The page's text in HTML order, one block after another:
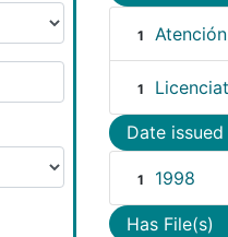
1
1
Date issued
1 1998
Has File(s)